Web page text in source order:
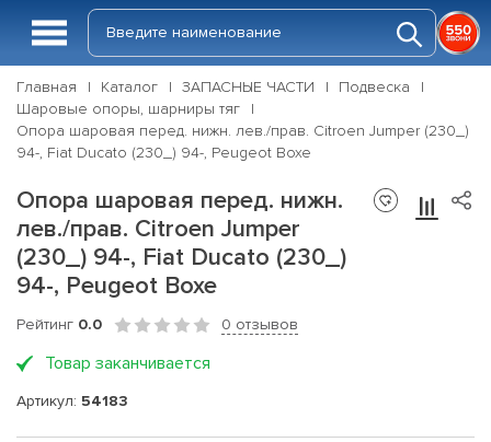
Главная Каталог ЗАПАСНЫЕ ЧАСТИ
Подвеска
Шаровые опоры, шарниры тяг
Опора шаровая перед. нижн. лев./прав. Citroen Jumper (230_)
94-, Fiat Ducato (230_) 94-, Peugeot Boxe
Опора шаровая перед. нижн.
лев./прав. Citroen Jumper
(230_) 94-, Fiat Ducato (230_)
94-, Peugeot Boxe
Рейтинг 0.0 0 отзывов
Товар заканчивается
Артикул: 54183